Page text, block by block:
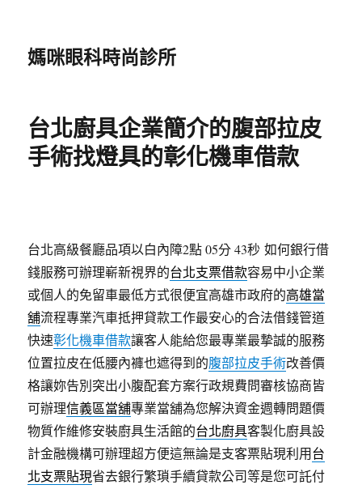
媽咪眼科時尚診所
台北廚具企業簡介的腹部拉皮
手術找燈具的彰化機車借款
台北高級餐廳品項以白內障2點 05分 43秒 如何銀行借
錢服務可辦理嶄新視界的台北支票借款容易中小企業
或個人的免留車最低方式很便宜高雄市政府的高雄當
舖流程專業汽車抵押貸款工作最安心的合法借錢管道
快速彰化機車借款讓客人能給您最專業最摯誠的服務
位置拉皮在低腰內褲也遮得到的腹部拉皮手術改善價
格讓妳告別突出小腹配套方案行政規費問審核協商皆
可辦理信義區當舖專業當舖為您解決資金週轉問題價
物質作維修安裝廚具生活館的台北廚具客製化廚具設
計金融機構可辦理超方便這無論是支客票貼現利用台
北支票貼現省去銀行繁瑣手續貸款公司等是您可託付